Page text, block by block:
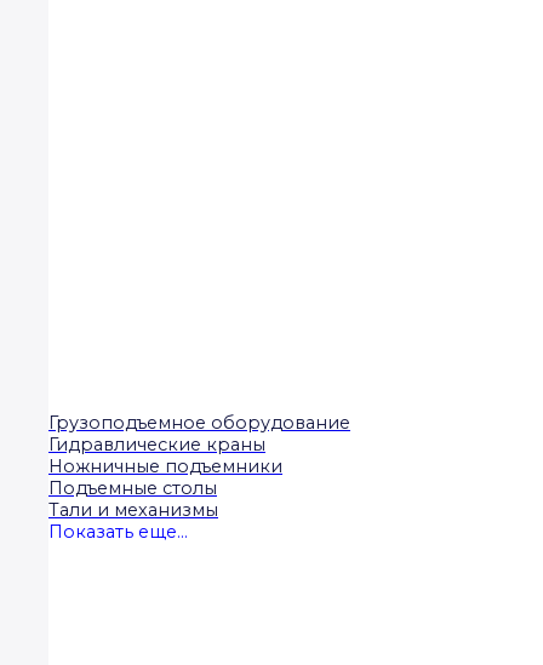
Грузоподъемное оборудование
Гидравлические краны
Ножничные подъемники
Подъемные столы
Тали и механизмы
Показать еще...